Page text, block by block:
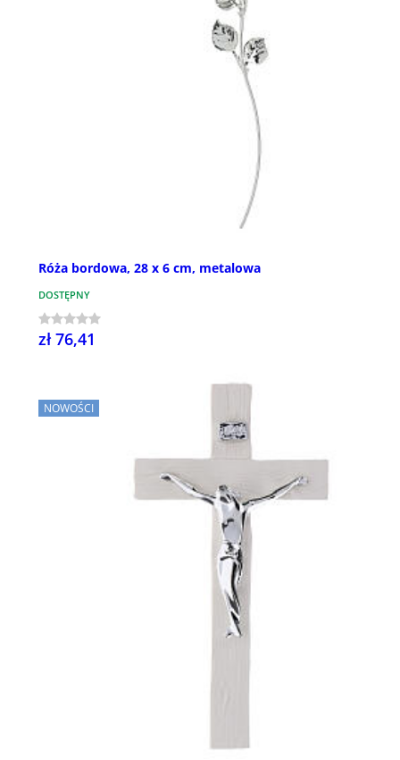
Róża bordowa, 28 x 6 cm, metalowa
DOSTĘPNY
zł 76,41
NOWOŚCI